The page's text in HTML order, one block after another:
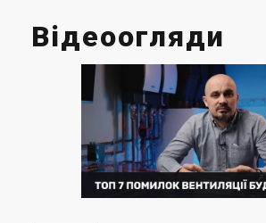
Відеоогляди